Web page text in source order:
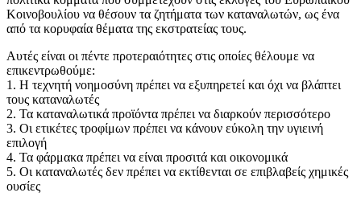
Κοινοβουλίου να θέσουν τα ζητήματα των καταναλωτών, ως ένα
από τα κορυφαία θέματα της εκστρατείας τους.
Αυτές είναι οι πέντε προτεραιότητες στις οποίες θέλουμε να
επικεντρωθούμε:
1. Η τεχνητή νοημοσύνη πρέπει να εξυπηρετεί και όχι να βλάπτει
τους καταναλωτές
2. Τα καταναλωτικά προϊόντα πρέπει να διαρκούν περισσότερο
3. Οι ετικέτες τροφίμων πρέπει να κάνουν εύκολη την υγιεινή
επιλογή
4. Τα φάρμακα πρέπει να είναι προσιτά και οικονομικά
5. Οι καταναλωτές δεν πρέπει να εκτίθενται σε επιβλαβείς χημικές
ουσίες